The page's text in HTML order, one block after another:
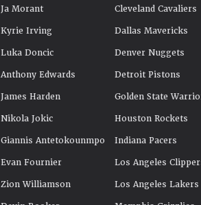
Ja Morant
Kyrie Irving
Luka Doncic
Anthony Edwards
James Harden
Nikola Jokic
Giannis Antetokounmpo
Evan Fournier
Zion Williamson
Cleveland Cavaliers
Dallas Mavericks
Denver Nuggets
Detroit Pistons
Golden State
Houston Rockets
Indiana Pacers
Los Angeles
Los Angeles Lakers